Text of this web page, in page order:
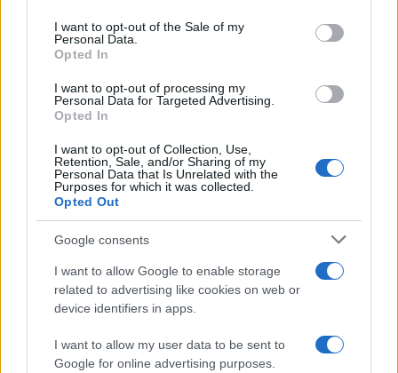
consent section.
I want to opt-out of the Sale of my
Personal Data.
Opted In
I want to opt-out of processing my
Personal Data for Targeted Advertising.
Opted In
I want to opt-out of Collection, Use,
Retention, Sale, and/or Sharing of my
Personal Data that Is Unrelated with the
Purposes for which it was collected.
Opted Out
Google consents
I want to allow Google to enable storage
related to advertising like cookies on web or
device identifiers in apps.
I want to allow my user data to be sent to
Google for online advertising purposes.